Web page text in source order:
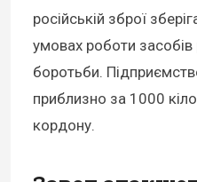
російській зброї
умовах роботи засобів
боротьби.
приблизно за 1000
кордону.